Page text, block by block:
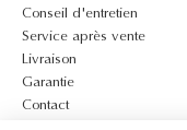
Conseil d'entretien
Service après vente
Livraison
Garantie
Contact